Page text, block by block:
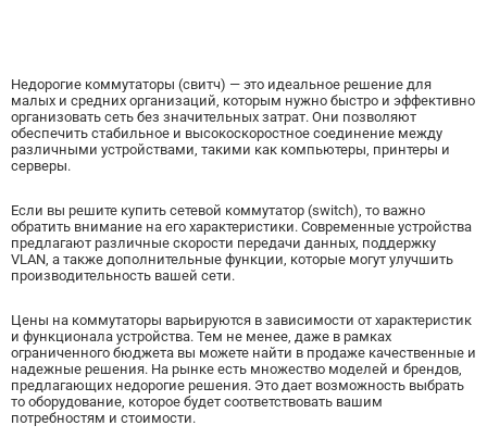
Недорогие коммутаторы (свитч) — это идеальное решение для
малых и средних организаций, которым нужно быстро и эффективно
организовать сеть без значительных затрат. Они позволяют
обеспечить стабильное и высокоскоростное соединение между
различными устройствами, такими как компьютеры, принтеры и
серверы.
Если вы решите купить сетевой коммутатор (switch), то важно
обратить внимание на его характеристики. Современные устройства
предлагают различные скорости передачи данных, поддержку
VLAN, а также дополнительные функции, которые могут улучшить
производительность вашей сети.
Цены на коммутаторы варьируются в зависимости от характеристик
и функционала устройства. Тем не менее, даже в рамках
ограниченного бюджета вы можете найти в продаже качественные и
надежные решения. На рынке есть множество моделей и брендов,
предлагающих недорогие решения. Это дает возможность выбрать
то оборудование, которое будет соответствовать вашим
потребностям и стоимости.